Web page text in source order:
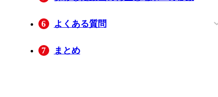
6 よくある質問
7 まとめ